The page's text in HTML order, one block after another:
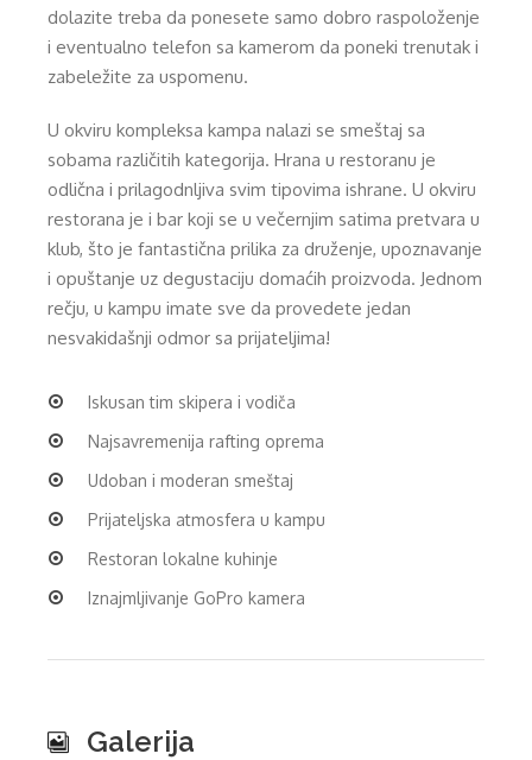
dolazite treba da ponesete samo dobro raspoloženje
i eventualno telefon sa kamerom da poneki trenutak i
zabeležite za uspomenu.
U okviru kompleksa kampa nalazi se smeštaj sa
sobama različitih kategorija. Hrana u restoranu je
odlična i prilagodnljiva svim tipovima ishrane. U okviru
restorana je i bar koji se u večernjim satima pretvara u
klub, što je fantastična prilika za druženje, upoznavanje
i opuštanje uz degustaciju domaćih proizvoda. Jednom
rečju, u kampu imate sve da provedete jedan
nesvakidašnji odmor sa prijateljima!
Iskusan tim skipera i vodiča
Najsavremenija rafting oprema
Udoban i moderan smeštaj
Prijateljska atmosfera u kampu
Restoran lokalne kuhinje
Iznajmljivanje GoPro kamera
Galerija